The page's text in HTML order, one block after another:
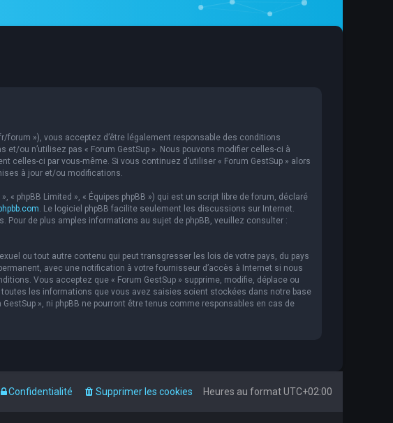
forum »), vous acceptez d’être légalement responsable des conditions
ou n’utilisez pas « Forum GestSup ». Nous pouvons modifier celles-ci à
celles-ci par vous-même. Si vous continuez d’utiliser « Forum GestSup » alors
à jour et/ou modifications.
« phpBB Limited », « Équipes phpBB ») qui est un script libre de forum, déclaré
. Le logiciel phpBB facilite seulement les discussions sur Internet.
Pour de plus amples informations au sujet de phpBB, veuillez consulter :
ou tout autre contenu qui peut transgresser les lois de votre pays, du pays
avec une notification à votre fournisseur d’accès à Internet si nous
Vous acceptez que « Forum GestSup » supprime, modifie, déplace ou
les informations que vous avez saisies soient stockées dans notre base
», ni phpBB ne pourront être tenus comme responsables en cas de
Heures au formatUTC+02:00
Supprimer les cookies
Confidentialité